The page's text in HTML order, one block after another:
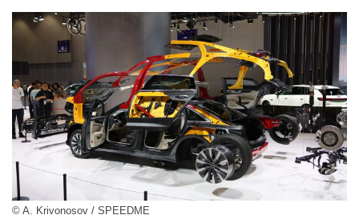
© A. Krivonosov / SPEEDME